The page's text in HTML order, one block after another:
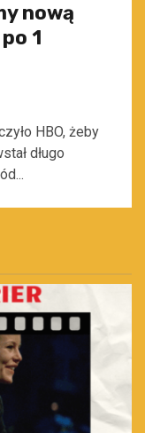
nową
1
HBO, żeby
długo